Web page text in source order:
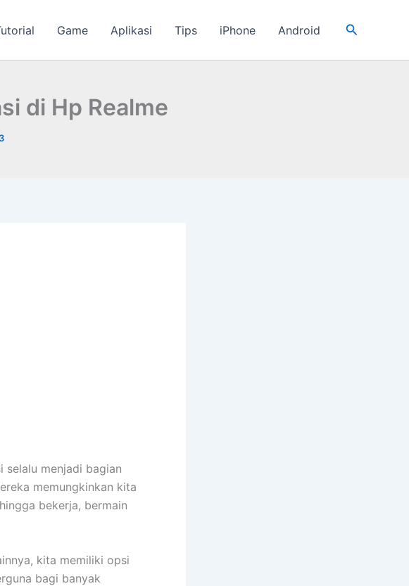
Game Aplikasi Tips iPhone Android Cari
di Hp Realme
selalu menjadi bagian
memungkinkan kita
bekerja, bermain
kita memiliki opsi
bagi banyak